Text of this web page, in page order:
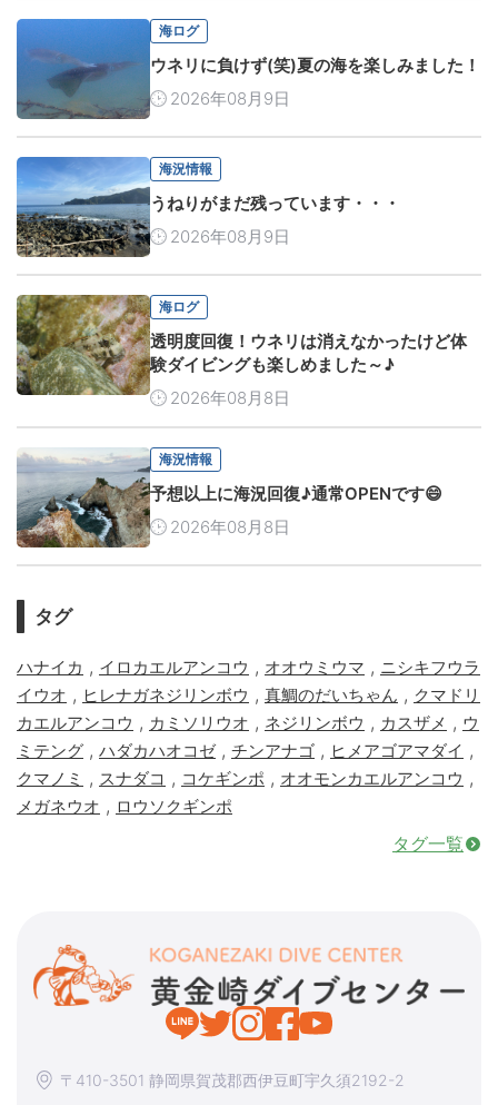
海ログ
ウネリに負けず(笑)夏の海を楽しみました！
2026年08月9日
海況情報
うねりがまだ残っています・・・
2026年08月9日
海ログ
透明度回復！ウネリは消えなかったけど体
験ダイビングも楽しめました～♪
2026年08月8日
海況情報
予想以上に海況回復♪通常OPENです😄
2026年08月8日
タグ
ハナイカ , イロカエルアンコウ , オオウミウマ , ニシキフウラ
イウオ , ヒレナガネジリンボウ , 真鯛のだいちゃん , クマドリ
カエルアンコウ , カミソリウオ , ネジリンボウ , カスザメ , ウ
ミテング , ハダカハオコゼ, チンアナゴ , ヒメアゴアマダイ ,
クマノミ , スナダコ , コケギンポ , オオモンカエルアンコウ ,
メガネウオ , ロウソクギンポ
タグ一覧
〒410-3501 静岡県賀茂郡西伊豆町宇久須2192-2